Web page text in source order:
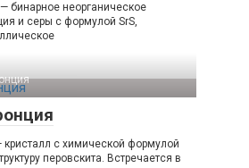
бинарное неорганическое
и серы с формулой SrS,
кристалл с химической формулой
перовскита. Встречается в